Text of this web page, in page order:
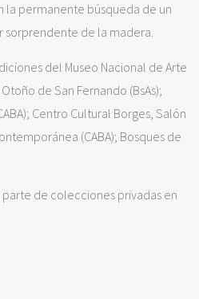
la permanente búsqueda de un
sorprendente de la madera.
del Museo Nacional de Arte
de San Fernando (BsAs);
Centro Cultural Borges, Salón
(CABA); Bosques de
parte de colecciones privadas en